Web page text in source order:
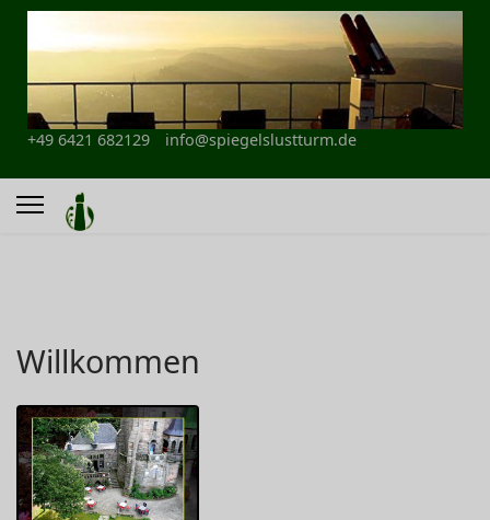
+49 6421 682129 info@spiegelslustturm.de
Willkommen